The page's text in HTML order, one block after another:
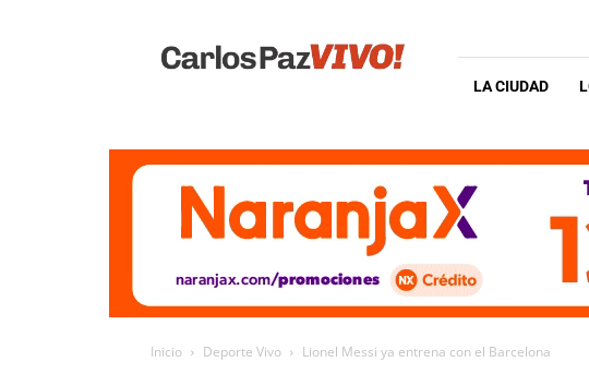
Vivo
LA CIUDAD
Inicio Deporte Vivo Lionel Messi ya entrena con el Barcelona